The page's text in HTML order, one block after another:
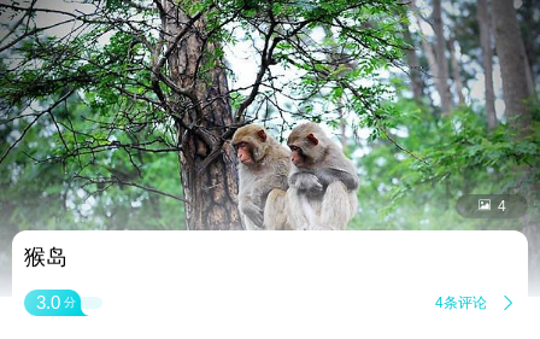
 4
猴岛
3.0 分 4条评论 
